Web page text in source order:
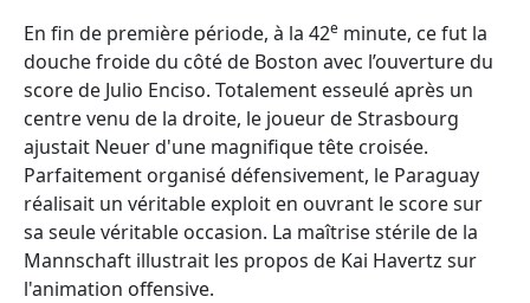
En fin de première période, à la 42e minute, ce fut la
douche froide du côté de Boston avec l’ouverture du
score de Julio Enciso. Totalement esseulé après un
centre venu de la droite, le joueur de Strasbourg
ajustait Neuer d'une magnifique tête croisée.
Parfaitement organisé défensivement, le Paraguay
réalisait un véritable exploit en ouvrant le score sur
sa seule véritable occasion. La maîtrise stérile de la
Mannschaft illustrait les propos de Kai Havertz sur
l'animation offensive.